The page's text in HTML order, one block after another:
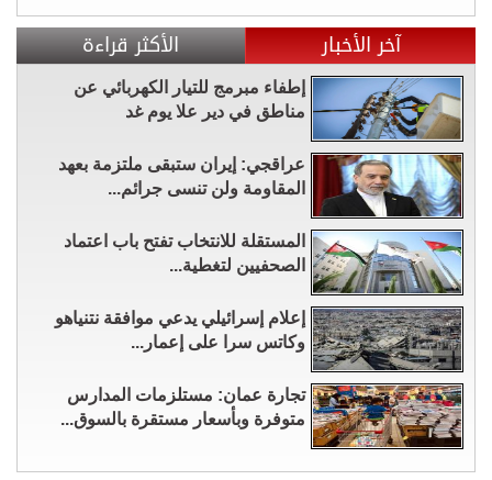
آخر الأخبار الأكثر قراءة
إطفاء مبرمج للتيار الكهربائي عن
مناطق في دير علا يوم غد
عراقجي: إيران ستبقى ملتزمة بعهد
المقاومة ولن تنسى جرائم...
المستقلة للانتخاب تفتح باب اعتماد
الصحفيين لتغطية...
إعلام إسرائيلي يدعي موافقة نتنياهو
وكاتس سرا على إعمار...
تجارة عمان: مستلزمات المدارس
متوفرة وبأسعار مستقرة بالسوق...